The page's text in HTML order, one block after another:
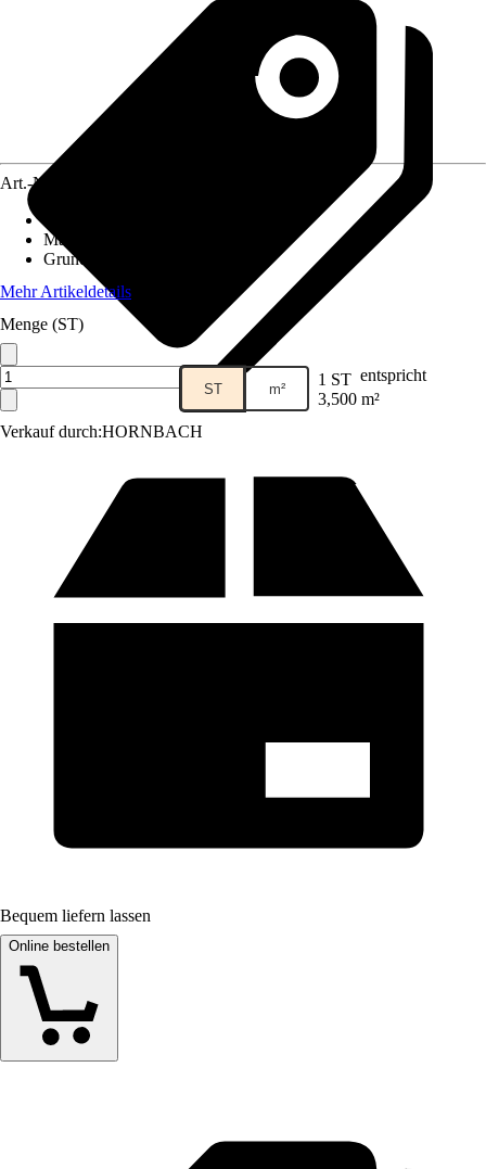
Verkauf durch:HORNBACH
Art.-Nr.
Material
Grundfarbe
Mehr Artikeldetails
Menge (ST)
ST m² 1 ST entspricht
3,500 m²
Bequem liefern lassen
Online bestellen